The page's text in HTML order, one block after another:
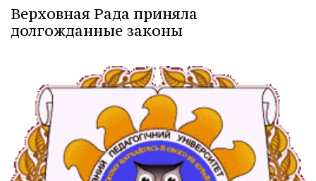
Верховная Рада приняла
долгожданные законы